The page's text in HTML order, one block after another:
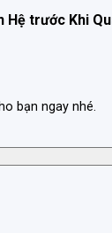
Hệ trước Khi
bạn ngay nhé.